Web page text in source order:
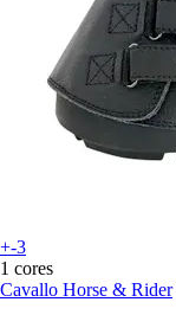
+-3
1 cores
Cavallo Horse & Rider